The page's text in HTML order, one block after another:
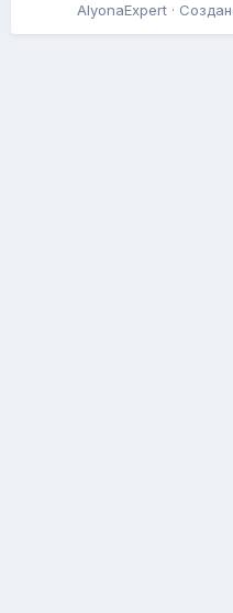
AlyonaExpert ·